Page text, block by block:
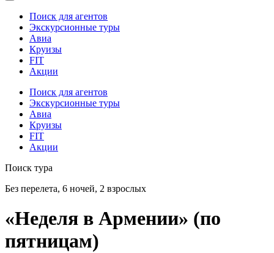
Поиск для агентов
Экскурсионные туры
Авиа
Круизы
FIT
Акции
Поиск для агентов
Экскурсионные туры
Авиа
Круизы
FIT
Акции
Поиск тура
Без перелета, 6 ночей, 2 взрослых
«Неделя в Армении» (по
пятницам)